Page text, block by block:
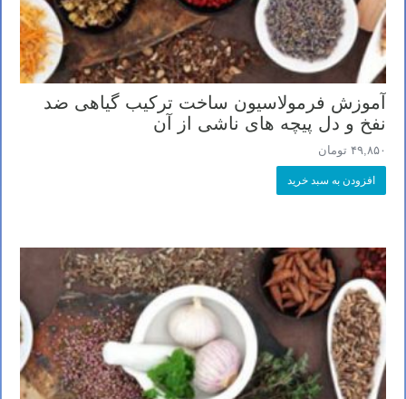
آموزش فرمولاسیون ساخت ترکیب گیاهی ضد
نفخ و دل پیچه های ناشی از آن
۴۹,۸۵۰ تومان
افزودن به سبد خرید